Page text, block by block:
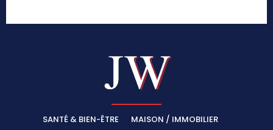
SANTÉ & BIEN-ÊTRE
MAISON / IMMOBILIER